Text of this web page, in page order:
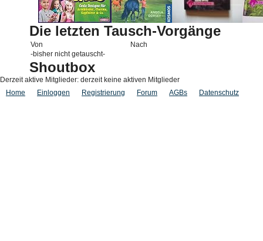
Die letzten Tausch-Vorgänge
Von
Nach
-bisher nicht getauscht-
Shoutbox
Derzeit aktive Mitglieder: derzeit keine aktiven Mitglieder
Home
Einloggen Registrierung Forum AGBs Datenschutz